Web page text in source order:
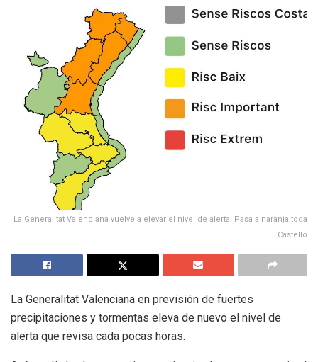
La Generalitat Valenciana vuelve a elevar el nivel de alerta: Pasa a naranja toda
Castello
La Generalitat Valenciana en previsión de fuertes
precipitaciones y tormentas eleva de nuevo el nivel de
alerta que revisa cada pocas horas.